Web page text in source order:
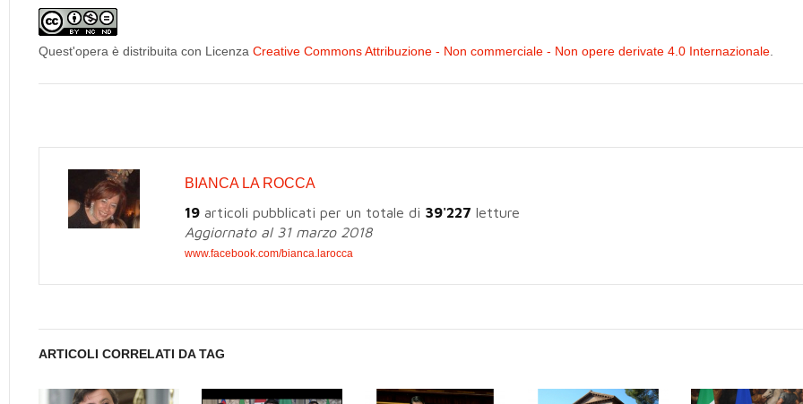
Quest'opera è distribuita con Licenza Creative Commons Attribuzione - Non commerciale - Non opere derivate 4.0 Internazionale.
BIANCA LA ROCCA
19 articoli pubblicati per un totale di 39'227 letture
Aggiornato al 31 marzo 2018
www.facebook.com/bianca.larocca
ARTICOLI CORRELATI DA TAG